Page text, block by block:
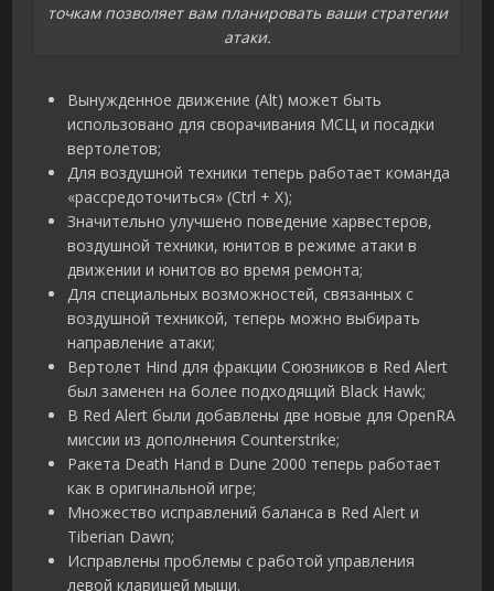
точкам позволяет вам планировать ваши стратегии
атаки.
Вынужденное движение (Alt) может быть
использовано для сворачивания МСЦ и посадки
вертолетов;
Для воздушной техники теперь работает команда
«рассредоточиться» (Ctrl + X);
Значительно улучшено поведение харвестеров,
воздушной техники, юнитов в режиме атаки в
движении и юнитов во время ремонта;
Для специальных возможностей, связанных с
воздушной техникой, теперь можно выбирать
направление атаки;
Вертолет Hind для фракции Союзников в Red Alert
был заменен на более подходящий Black Hawk;
В Red Alert были добавлены две новые для OpenRA
миссии из дополнения Counterstrike;
Ракета Death Hand в Dune 2000 теперь работает
как в оригинальной игре;
Множество исправлений баланса в Red Alert и
Tiberian Dawn;
Исправлены проблемы с работой управления
левой клавишей мыши.